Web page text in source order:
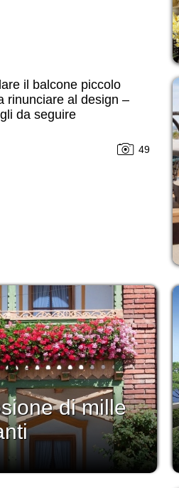
il balcone piccolo
rinunciare al design –
da seguire
49
di mille